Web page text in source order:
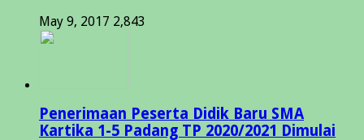
May 9, 2017 2,843
Penerimaan Peserta Didik Baru SMA
Kartika 1-5 Padang TP 2020/2021 Dimulai